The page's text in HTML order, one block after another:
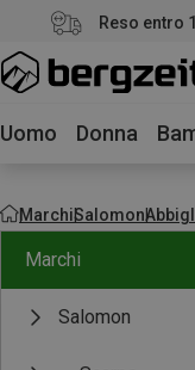
Reso entro
Uomo Donna
MarchiSalomon
Marchi
Salomon